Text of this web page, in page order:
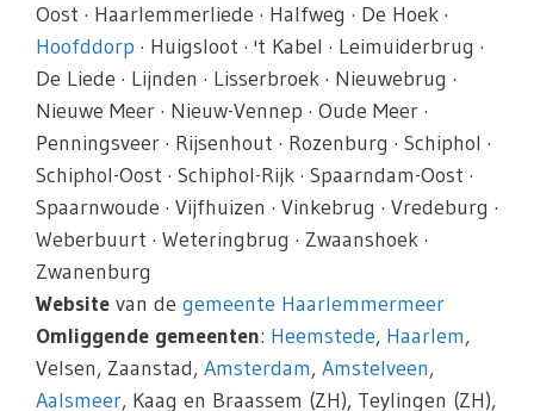
Oost · Haarlemmerliede · Halfweg · De Hoek ·
Hoofddorp · Huigsloot · 't Kabel · Leimuiderbrug ·
De Liede · Lijnden · Lisserbroek · Nieuwebrug ·
Nieuwe Meer · Nieuw-Vennep · Oude Meer ·
Penningsveer · Rijsenhout · Rozenburg · Schiphol ·
Schiphol-Oost · Schiphol-Rijk · Spaarndam-Oost ·
Spaarnwoude · Vijfhuizen · Vinkebrug · Vredeburg ·
Weberbuurt · Weteringbrug · Zwaanshoek ·
Zwanenburg
Website van de gemeente Haarlemmermeer
Omliggende gemeenten: Heemstede, Haarlem,
Velsen, Zaanstad, Amsterdam, Amstelveen,
Aalsmeer, Kaag en Braassem (ZH), Teylingen (ZH),